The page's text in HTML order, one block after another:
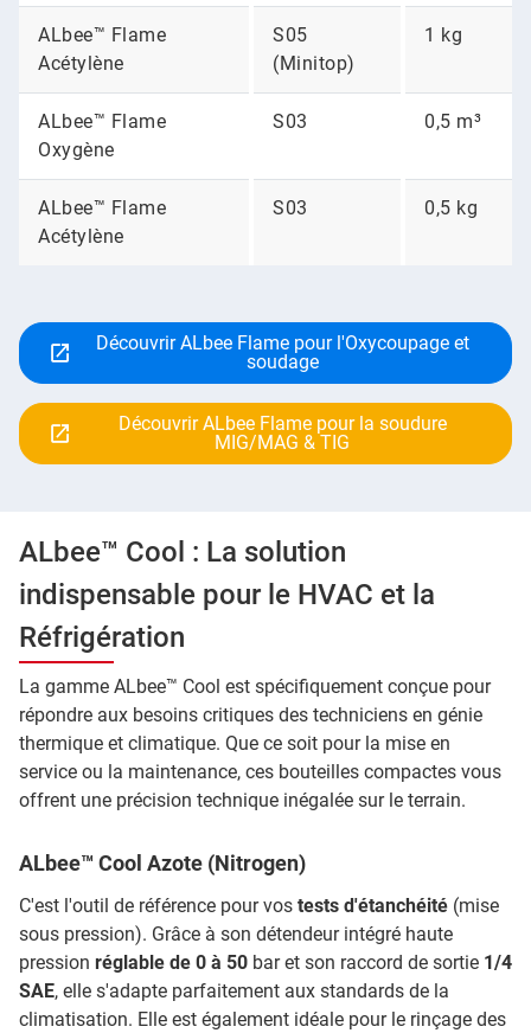
ALbee™ Flame
Acétylène
S05
(Minitop)
1 kg
ALbee™ Flame
Oxygène
S03 0,5 m³
ALbee™ Flame
Acétylène
S03 0,5 kg
Découvrir ALbee Flame pour l'Oxycoupage et
soudage
Découvrir ALbee Flame pour la soudure
MIG/MAG & TIG
ALbee™ Cool : La solution
indispensable pour le HVAC et la
Réfrigération
La gamme ALbee™ Cool est spécifiquement conçue pour
répondre aux besoins critiques des techniciens en génie
thermique et climatique. Que ce soit pour la mise en
service ou la maintenance, ces bouteilles compactes vous
offrent une précision technique inégalée sur le terrain.
ALbee™ Cool Azote (Nitrogen)
C'est l'outil de référence pour vos tests d'étanchéité (mise
sous pression). Grâce à son détendeur intégré haute
pression réglable de 0 à 50 bar et son raccord de sortie 1/4
SAE, elle s'adapte parfaitement aux standards de la
climatisation. Elle est également idéale pour le rinçage des